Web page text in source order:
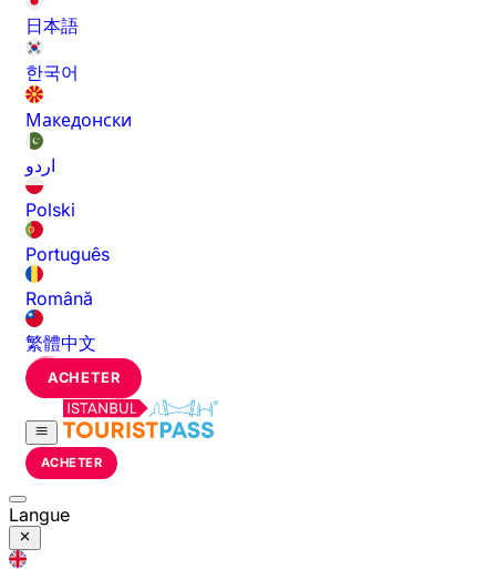
日本語
한국어
Македонски
اردو
Polski
Português
Română
繁體中文
ACHETER
ACHETER
Langue